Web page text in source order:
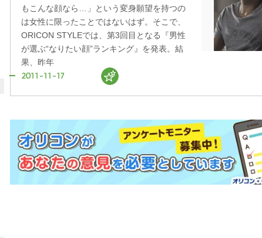
もこんな顔なら…」という変身願望を持つの
は女性に限ったことではないはず。そこで、
ORICON STYLEでは、第3回目となる『男性
が選ぶ“なりたい顔”ランキング』を発表。結
果、昨年
2011-11-17